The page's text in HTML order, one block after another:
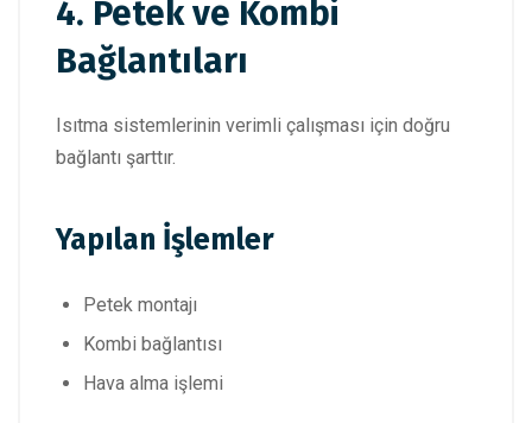
4. Petek ve Kombi
Bağlantıları
Isıtma sistemlerinin verimli çalışması için doğru
bağlantı şarttır.
Yapılan İşlemler
Petek montajı
Kombi bağlantısı
Hava alma işlemi